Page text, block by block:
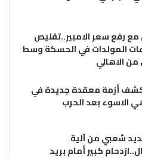
مع رفع سعر الامبير..تقليص
المولدات في الحسكة وسط
الاهالي
أزمة معقدة جديدة في
الاسوء بعد الحرب
شعبي من آلية
كبير أمام بريد